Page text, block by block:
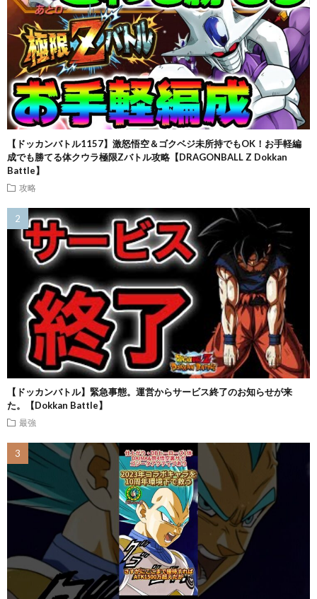
【ドッカンバトル1157】激怒悟空＆ゴクベジ未所持でもOK！お手軽編
成でも勝てる体クウラ極限Zバトル攻略【DRAGONBALL Z Dokkan
Battle】
攻略
【ドッカンバトル】緊急事態。運営からサービス終了のお知らせが来
た。【Dokkan Battle】
最強